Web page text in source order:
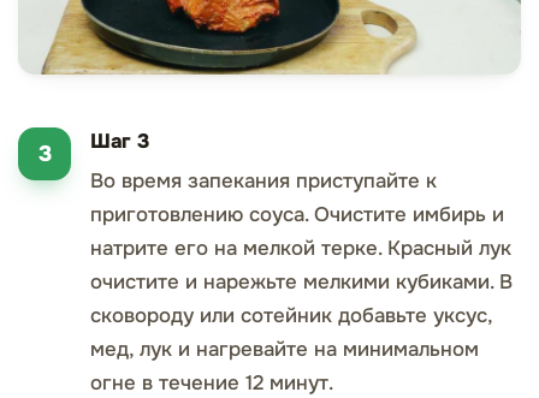
Шаг 3
Во время запекания приступайте к
приготовлению соуса. Очистите имбирь и
натрите его на мелкой терке. Красный лук
очистите и нарежьте мелкими кубиками. В
сковороду или сотейник добавьте уксус,
мед, лук и нагревайте на минимальном
огне в течение 12 минут.